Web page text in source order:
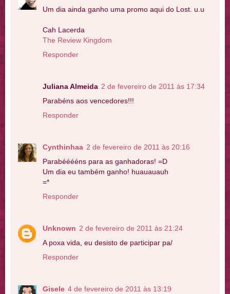
Um dia ainda ganho uma promo aqui do Lost. u.u
Cah Lacerda
The Review Kingdom
Responder
Juliana Almeida 2 de fevereiro de 2011 às 17:34
Parabéns aos vencedores!!!
Responder
Cynthinhaa 2 de fevereiro de 2011 às 20:16
Parabééééns para as ganhadoras! =D
Um dia eu também ganho! huauauauh
=*
Responder
Unknown 2 de fevereiro de 2011 às 21:24
A poxa vida, eu desisto de participar pa/
Responder
Gisele 4 de fevereiro de 2011 às 13:19